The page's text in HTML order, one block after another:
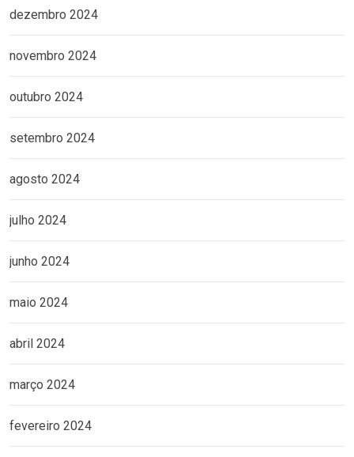
dezembro 2024
novembro 2024
outubro 2024
setembro 2024
agosto 2024
julho 2024
junho 2024
maio 2024
abril 2024
março 2024
fevereiro 2024